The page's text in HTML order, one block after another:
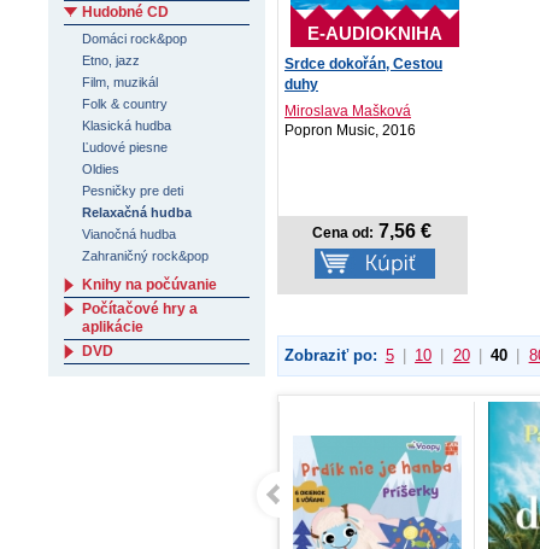
E-AUDIOKNIHA
Srdce dokořán, Cestou
duhy
Miroslava Mašková
Popron Music, 2016
Cena od: 7,56 €
Zobraziť po: 5 10 20 40
Hudobné CD
Domáci rock&pop
Etno, jazz
Film, muzikál
Folk & country
Klasická hudba
Ľudové piesne
Oldies
Pesničky pre deti
Relaxačná hudba
Vianočná hudba
Zahraničný rock&pop
Knihy na počúvanie
Počítačové hry a
aplikácie
DVD